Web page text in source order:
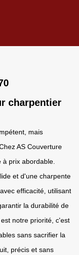
charpentier
mais
AS Couverture
prix abordable.
et d'une charpente
efficacité, utilisant
la durabilité de
notre priorité, c'est
sans sacrifier la
précis et sans